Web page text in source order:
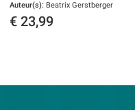
Auteur(s): Beatrix Gerstberger
€ 23,99